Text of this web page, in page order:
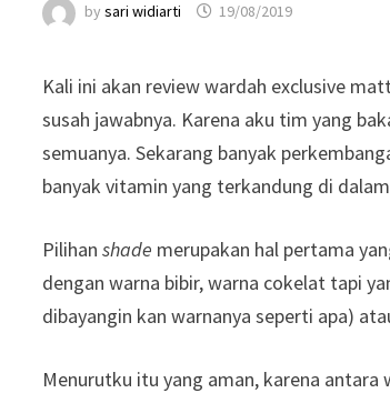
bysari widiarti 19/08/2019
Kali ini akan review wardah exclusive
susah jawabnya. Karena aku tim yang
semuanya. Sekarang banyak
banyak vitamin yang terkandung di
Pilihanshade merupakan hal pertama
dengan warna bibir, warna cokelat tapi
dibayangin kan warnanya seperti apa)
Menurutku itu yang aman, karena